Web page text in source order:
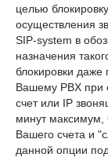
целью
осуществления
SIP-system в
назначения
блокировки
Вашему PBX при
счет или IP
минут максимум,
Вашего счета и
данной опции